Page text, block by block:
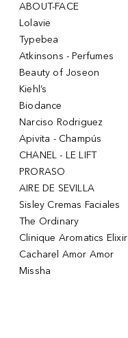
ABOUT-FACE
Lolavie
Typebea
Atkinsons - Perfumes
Beauty of Joseon
Kiehl’s
Biodance
Narciso Rodriguez
Apivita - Champús
CHANEL - LE LIFT
PRORASO
AIRE DE SEVILLA
Sisley Cremas Faciales
The Ordinary
Clinique Aromatics Elixir
Cacharel Amor Amor
Missha